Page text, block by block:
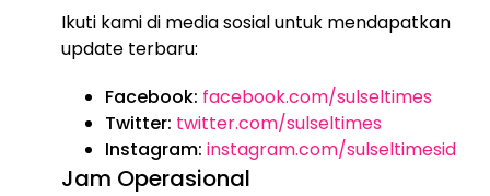
Ikuti kami di media sosial untuk mendapatkan
update terbaru:
Facebook: facebook.com/sulseltimes
Twitter: twitter.com/sulseltimes
Instagram: instagram.com/sulseltimesid
Jam Operasional